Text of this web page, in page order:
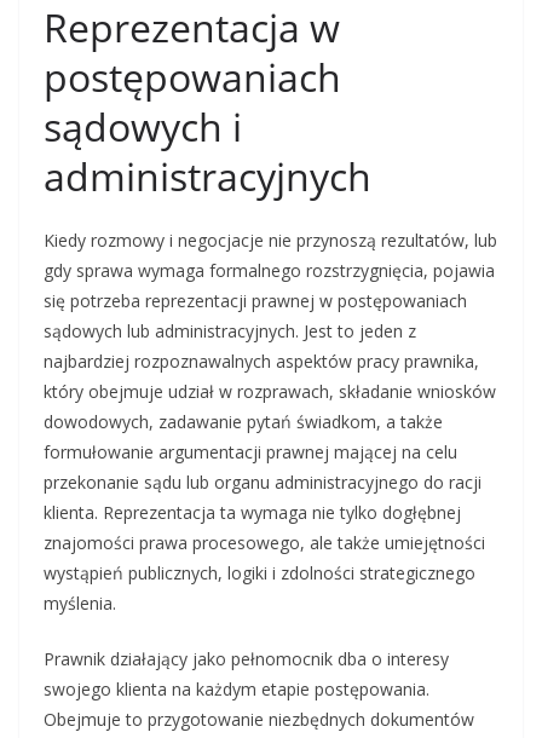
Reprezentacja w
postępowaniach
sądowych i
administracyjnych
Kiedy rozmowy i negocjacje nie przynoszą rezultatów, lub
gdy sprawa wymaga formalnego rozstrzygnięcia, pojawia
się potrzeba reprezentacji prawnej w postępowaniach
sądowych lub administracyjnych. Jest to jeden z
najbardziej rozpoznawalnych aspektów pracy prawnika,
który obejmuje udział w rozprawach, składanie wniosków
dowodowych, zadawanie pytań świadkom, a także
formułowanie argumentacji prawnej mającej na celu
przekonanie sądu lub organu administracyjnego do racji
klienta. Reprezentacja ta wymaga nie tylko dogłębnej
znajomości prawa procesowego, ale także umiejętności
wystąpień publicznych, logiki i zdolności strategicznego
myślenia.
Prawnik działający jako pełnomocnik dba o interesy
swojego klienta na każdym etapie postępowania.
Obejmuje to przygotowanie niezbędnych dokumentów